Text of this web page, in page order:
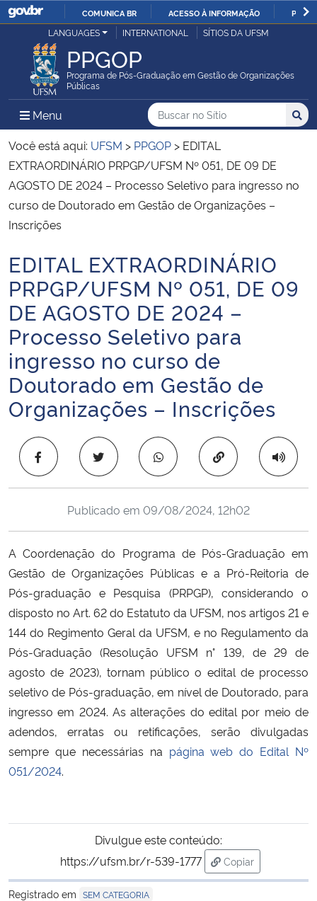
IR
O
COMUNICA BR ACESSO À INFORMAÇÃO
Ministério da Justiça e Segurança Pública
Ministério da Defesa
Ministério das Relações Exteriores
Ministério da Economia
Ministério da Educação
Ministério da Cidadania
Ministério da Saúde
Ministério de Minas e Energia
Ministério da Ciência, Tecnologia, Inovações e Comunicações
Ministério do Meio Ambiente
Ministério do Turismo
Ministério do Desenvolvimento Regional
Controladoria-Geral da União
Ministério da Mulher, da Família e dos Direitos Humanos
Secretaria-Geral
Gabinete de Segurança Institucional
Advocacia-Geral da União
LANGUAGES INTERNATIONAL SÍTIOS DA UFSM
PPGOP
Programa de Pós-Graduação em Gestão de Organizações
Públicas
Menu Menu Principal do Sítio
Busca
Buscar no no Sítio
Busca:
Você está aqui: UFSM > PPGOP > EDITAL
EXTRAORDINÁRIO PRPGP/UFSM Nº 051, DE 09 DE
AGOSTO DE 2024 – Processo Seletivo para ingresso no
curso de Doutorado em Gestão de Organizações –
Inscrições
Início do conteúdo
EDITAL EXTRAORDINÁRIO
PRPGP/UFSM Nº 051, DE 09
DE AGOSTO DE 2024 –
Processo Seletivo para
ingresso no curso de
Doutorado em Gestão de
Organizações – Inscrições
Copiar para área
Publicado em 09/08/2024, 12h02
A Coordenação do Programa de Pós-Graduação em
Gestão de Organizações Públicas e a Pró-Reitoria de
Pós-graduação e Pesquisa (PRPGP), considerando o
disposto no Art. 62 do Estatuto da UFSM, nos artigos 21 e
144 do Regimento Geral da UFSM, e no Regulamento da
Pós-Graduação (Resolução UFSM n° 139, de 29 de
agosto de 2023), tornam público o edital de processo
seletivo de Pós-graduação, em nível de Doutorado, para
ingresso em 2024. As alterações do edital por meio de
adendos, erratas ou retificações, serão divulgadas
sempre que necessárias na página web do Edital Nº
051/2024.
Divulgue este conteúdo:
https://ufsm.br/r-539-1777
Copiar
para área de
Registrado em SEM CATEGORIA